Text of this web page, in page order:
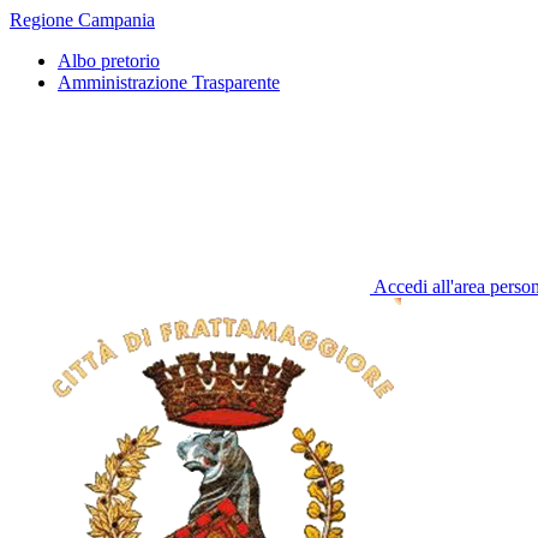
Regione Campania
Albo pretorio
Amministrazione Trasparente
Accedi all'area